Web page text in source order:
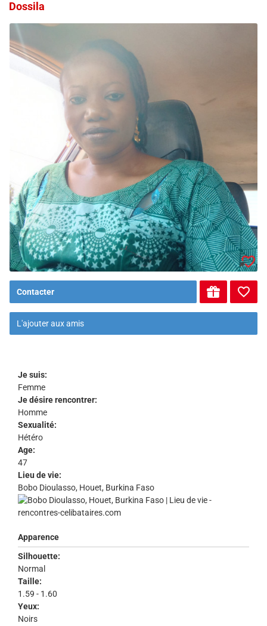
Dossila
Contacter
L'ajouter aux amis
Je suis:
Femme
Je désire rencontrer:
Homme
Sexualité:
Hétéro
Age:
47
Lieu de vie:
Bobo Dioulasso, Houet, Burkina Faso
Apparence
Silhouette:
Normal
Taille:
1.59 - 1.60
Yeux:
Noirs